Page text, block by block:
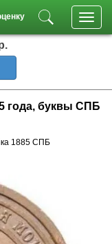
года, буквы СПБ
1885 СПБ